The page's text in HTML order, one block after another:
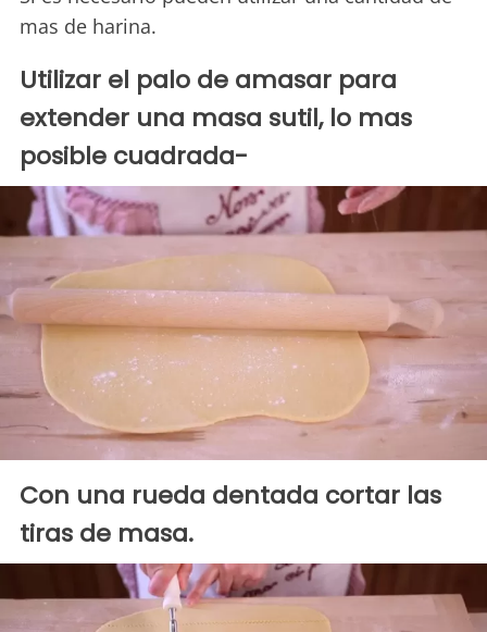
mas de harina.
Utilizar el palo de amasar para
extender una masa sutil, lo mas
posible cuadrada-
Con una rueda dentada cortar las
tiras de masa.